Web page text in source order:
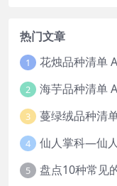
热门文章
1 花烛品种清单
2 海芋品种清单
3 蔓绿绒品种清
4 仙人掌科—仙
5 盘点10种常见